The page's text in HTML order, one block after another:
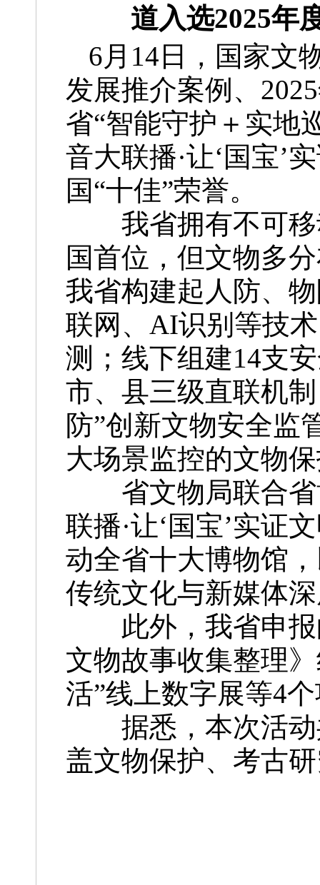
道入选2025年
6月14日，国家文
发展推介案例、
省“智能守护＋实地
音大联播·让‘国宝’
国“十佳”荣誉。
我省拥有不可移
国首位，但文物多
我省构建起人防、
联网、AI识别等技
测；线下组建14支
市、县三级直联机
防”创新文物安全监
大场景监控的文物
省文物局联合省
联播·让‘国宝’实证
动全省十大博物馆
传统文化与新媒体
此外，我省申报
文物故事收集整理
活”线上数字展等4
据悉，本次活动
盖文物保护、考古